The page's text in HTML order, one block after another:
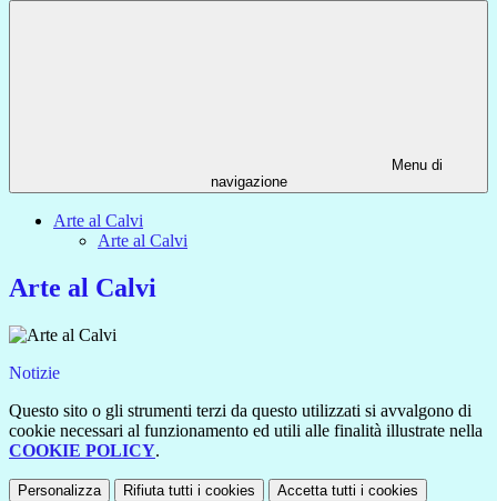
Menu di
navigazione
Arte al Calvi
Arte al Calvi
Arte al Calvi
Notizie
Questo sito o gli strumenti terzi da questo utilizzati si avvalgono di
cookie necessari al funzionamento ed utili alle finalità illustrate nella
COOKIE POLICY.
Personalizza Rifiuta tutti i cookies Accetta tutti i cookies